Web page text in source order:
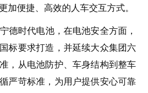
加便捷、高效的人车交互方式。
德时代电池，在电池安全方面，
标要求打造，并延续大众集团六
，从电池防护、车身结构到整车
严苛标准，为用户提供安心可靠